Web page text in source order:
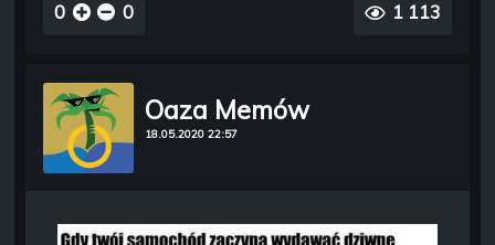
0 0 1 113
Oaza Memów
18.05.2020 22:57